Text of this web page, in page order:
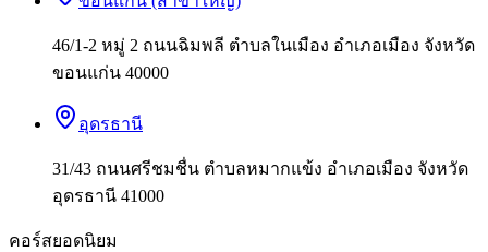
46/1-2 หมู่ 2 ถนนฉิมพลี ตำบลในเมือง อำเภอเมือง จังหวัด
ขอนแก่น 40000
อุดรธานี
31/43 ถนนศรีชมชื่น ตำบลหมากแข้ง อำเภอเมือง จังหวัด
อุดรธานี 41000
คอร์สยอดนิยม